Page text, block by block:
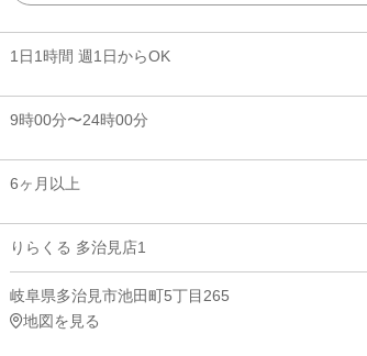
1日1時間 週1日からOK
9時00分〜24時00分
6ヶ月以上
りらくる 多治見店1
岐阜県多治見市池田町5丁目265
地図を見る